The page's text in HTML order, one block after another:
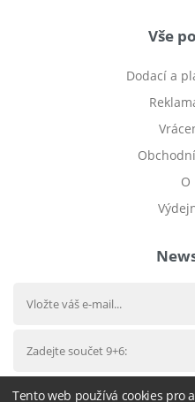
Vše
Dodací a
O
Tento web používá cookies pro